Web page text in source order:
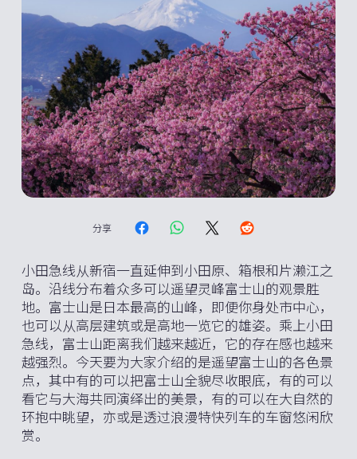
分享
小田急线从新宿一直延伸到小田原、箱根和片濑江之
岛。沿线分布着众多可以遥望灵峰富士山的观景胜
地。富士山是日本最高的山峰，即便你身处市中心，
也可以从高层建筑或是高地一览它的雄姿。乘上小田
急线，富士山距离我们越来越近，它的存在感也越来
越强烈。今天要为大家介绍的是遥望富士山的各色景
点，其中有的可以把富士山全貌尽收眼底，有的可以
看它与大海共同演绎出的美景，有的可以在大自然的
环抱中眺望，亦或是透过浪漫特快列车的车窗悠闲欣
赏。